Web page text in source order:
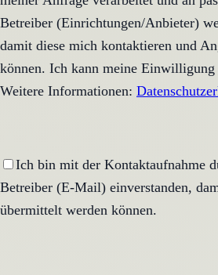
Betreiber (Einrichtungen/Anbieter)
damit diese mich kontaktieren und
können. Ich kann meine
Weitere Informationen:
Ich bin mit der Kontaktaufnahme
Betreiber (E-Mail) einverstanden,
übermittelt werden können.